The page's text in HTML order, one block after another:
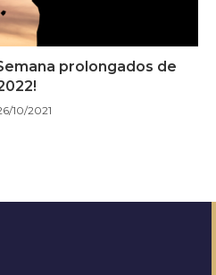
prolongados de
10/2021